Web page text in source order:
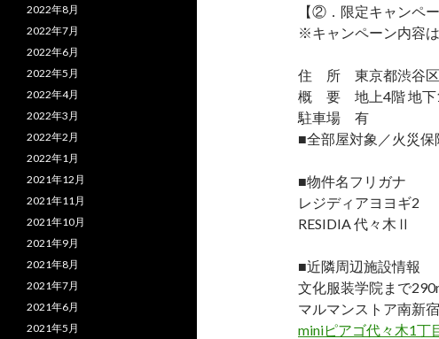
【②．限定キャンペ
※キャンペーン内容
住 所 東京都渋谷区
概 要 地上4階 地下
駐車場 有
■全部屋対象／火災
■物件名フリガナ
レジディアヨヨギ2
RESIDIA 代々木Ⅱ
■近隣周辺施設情報
文化服装学院まで
マルマンストア南新
miniピアゴ代々木1丁
2022年8月
2022年7月
2022年6月
2022年5月
2022年4月
2022年3月
2022年2月
2022年1月
2021年12月
2021年11月
2021年10月
2021年9月
2021年8月
2021年7月
2021年6月
2021年5月